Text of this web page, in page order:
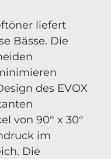
liefert
Bässe. Die
des EVOX
von 90° x 30°
im
Die